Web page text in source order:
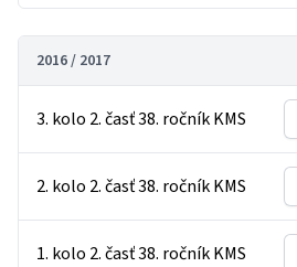
2016 / 2017
3. kolo 2. časť 38. ročník KMS
2. kolo 2. časť 38. ročník KMS
1. kolo 2. časť 38. ročník KMS